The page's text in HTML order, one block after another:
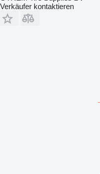
Verkäufer kontaktieren